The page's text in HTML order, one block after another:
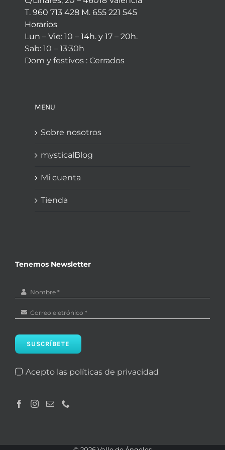
T. 960 713 428 M. 655 221 545
Horarios
Lun – Vie: 10 – 14h. y 17 – 20h.
Sab: 10 – 13:30h
Dom y festivos : Cerrados
MENU
Sobre nosotros
mysticalBlog
Mi cuenta
Tienda
Tenemos Newsletter
SUSCRÍBETE
Acepto las políticas de privacidad